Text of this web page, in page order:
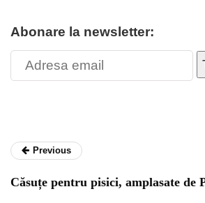
Abonare la newsletter:
Previous
Căsuțe pentru pisici, amplasate de